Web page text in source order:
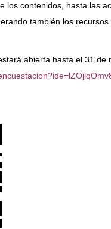
los contenidos, hasta las
también los
abierta hasta el 31